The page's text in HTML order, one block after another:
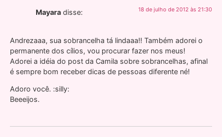
Mayara disse: 18 de julho de 2012 às 21:30
Andrezaaa, sua sobrancelha tá lindaaa!! Também adorei o
permanente dos cílios, vou procurar fazer nos meus!
Adorei a idéia do post da Camila sobre sobrancelhas, afinal
é sempre bom receber dicas de pessoas diferente né!
Adoro você. :silly:
Beeeijos.